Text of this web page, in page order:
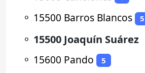
⚬ 15500 Barros Blancos 5
⚬ 15500 Joaquín Suárez
⚬ 15600 Pando 5